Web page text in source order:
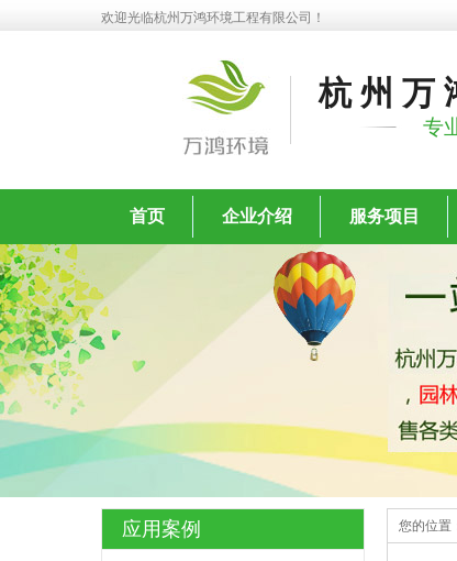
欢迎光临杭州万鸿环境工程有限公司！
杭州万
专
首页 企业介绍 服务项目
应用案例 您的位置